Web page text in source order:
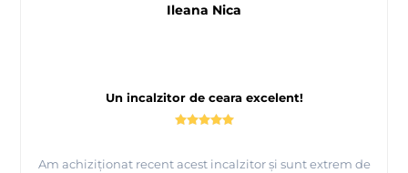
Un incalzitor de ceara excelent!
Am achiziționat recent acest incalzitor și sunt extrem de
Ileana Nica